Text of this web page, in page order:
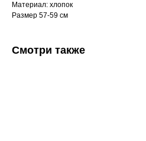
Материал: хлопок
Размер 57-59 см
Смотри также